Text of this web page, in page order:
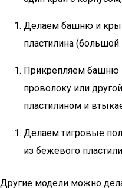
Делаем башню и
пластилина
Прикрепляем башню
проволоку или
пластилином и
Делаем тигровые
из бежевого
Другие модели можно